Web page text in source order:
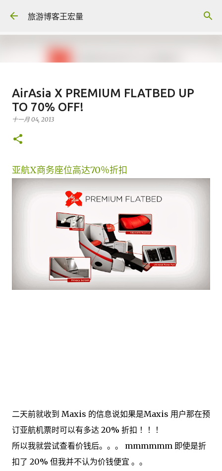
旅游博客王宏量
各大电脑专家公认最强的 -- Dual
screen Laptop
八月 06, 2026
AirAsia X PREMIUM FLATBED UP
TO 70% OFF!
十一月 04, 2013
亚航X商务座位高达70％折扣
二天前就收到 Maxis 的信息说如果是Maxis 用户那在预
订亚航机票时可以有多达 20% 折扣 ！！！
所以我就尝试查看价钱后。。。 mmmmmm 即使是折
扣了 20% 但我并不认为价钱便宜 。。